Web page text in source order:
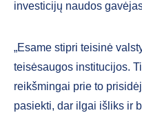
investicijų naudos
„Esame stipri teisinė
teisėsaugos institucijos.
reikšmingai prie to
pasiekti, dar ilgai išliks ir